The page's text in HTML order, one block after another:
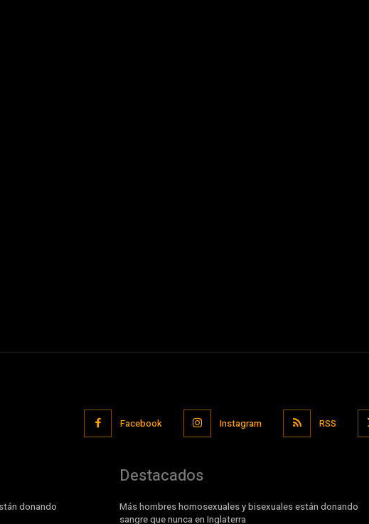
Facebook Instagram RSS
donando
Destacados
Más hombres homosexuales y bisexuales están donando
sangre que nunca en Inglaterra